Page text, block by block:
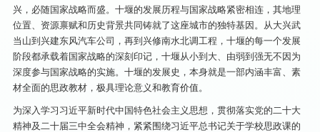
兴，必随国家战略而盛。十堰的发展历程与国家战略紧密相连，其地理
位置、资源禀赋和历史背景共同铸就了这座城市的独特基因。从大兴武
当山到兴建东风汽车公司，再到兴修南水北调工程，十堰的每一个发展
阶段都承载着国家战略的深刻印记，十堰从小到大、由弱到强无不因为
深度参与国家战略的实施。十堰的发展史，本身就是一部内涵丰富、素
材全面的思政教材，极具理论意义和教育价值。
为深入学习习近平新时代中国特色社会主义思想，贯彻落实党的二十大
精神及二十届三中全会精神，紧紧围绕习近平总书记关于学校思政课的